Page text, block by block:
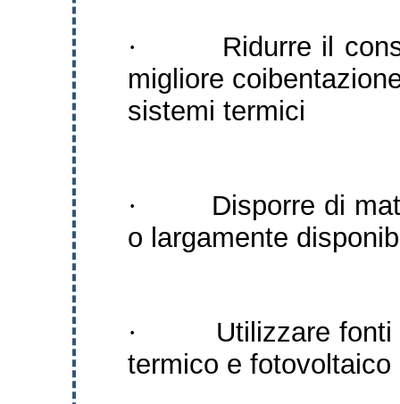
·
Ridurre il
migliore
sistemi termici
·
Disporre di
o largamente
·
Utilizzare
termico e fotovoltaico